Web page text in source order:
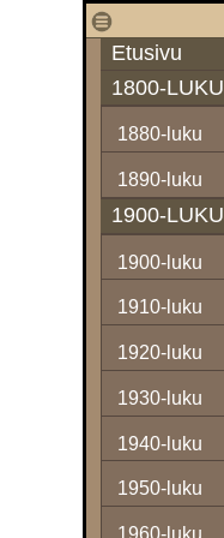
1
Etusivu
1800-LUKU
1880-luku
1890-luku
1900-LUKU
1900-luku
1910-luku
1920-luku
1930-luku
1940-luku
1950-luku